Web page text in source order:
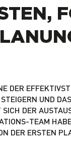
DER
UND
DER
TEAM
DER ERSTEN